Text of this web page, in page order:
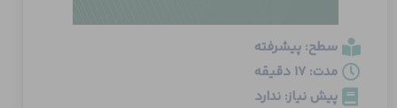
سطح: پیشرفته
مدت: 17 دقیقه
پیش نیاز: ندارد